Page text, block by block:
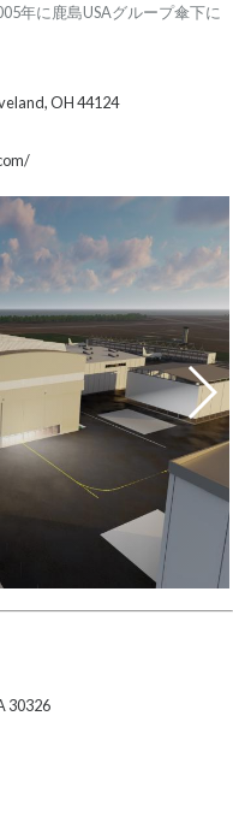
年に鹿島USAグループ傘下に
OH 44124
30326